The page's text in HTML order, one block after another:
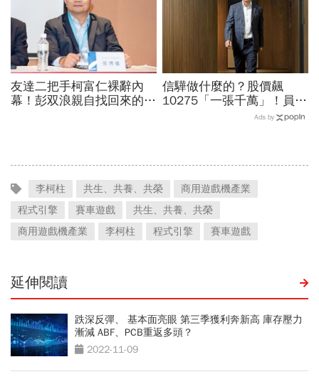
友達二把手柯富仁裸辭內
幕！彭双浪親自找回來的接
信驊做什麼的？股價飆
10275「一張千萬」！員工
年薪平均540萬…中年失業
Ads by
李柯柱 共生、共養、共榮
商用遊戲機產業
程式引擎
賽車遊戲
共生、共養、共榮
商用遊戲機產業
李柯柱 程式引擎 賽車遊戲
延伸閱讀
跌深反彈、 基本面亮眼 第三季獲利奔新高 庫存壓力
漸減 ABF、PCB重返多頭？
2022-11-09